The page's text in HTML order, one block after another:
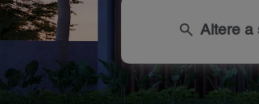
search Altere a